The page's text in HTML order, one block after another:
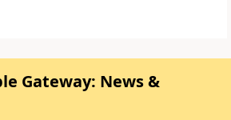
Gateway: News &